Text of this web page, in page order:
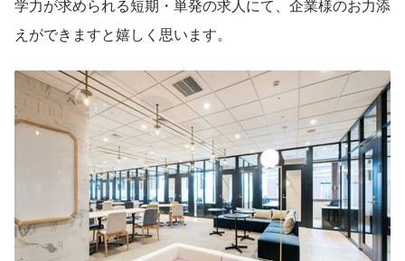
学力が求められる短期・単発の求人にて、企業様のお力添
えができますと嬉しく思います。